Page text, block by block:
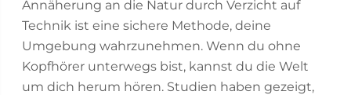
Annäherung an die Natur durch Verzicht auf
Technik ist eine sichere Methode, deine
Umgebung wahrzunehmen. Wenn du ohne
Kopfhörer unterwegs bist, kannst du die Welt
um dich herum hören. Studien haben gezeigt,